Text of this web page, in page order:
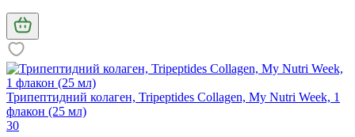
Трипептидний колаген, Tripeptides Collagen, My Nutri Week, 1
флакон (25 мл)
30